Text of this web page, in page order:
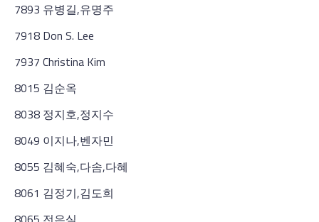
7893 유병길,유명주
7918 Don S. Lee
7937 Christina Kim
8015 김순옥
8038 정지호,정지수
8049 이지나,벤자민
8055 김혜숙,다솜,다혜
8061 김정기,김도희